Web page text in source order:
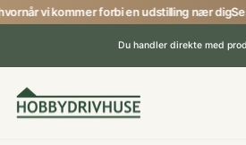
Gå
vi kommer forbi en udstilling nær dig
Du handler direkte med